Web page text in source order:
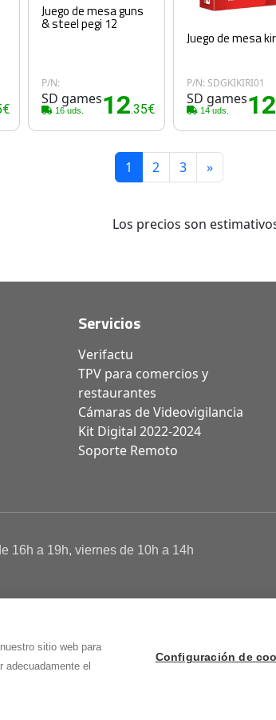
sitio web para
el
Configuración de
Juego de mesa guns
& steel pegi 12
P/N:
SD games
16 uds. 12.35€
Juego de mesa
P/N: SDGKIKIRI01
SD games
14 uds. 12
1 2 3 »
Los precios son
Servicios
Verifactu
TPV para comercios y
restaurantes
Cámaras de Videovigilancia
Kit Digital 2022-2024
Soporte Remoto
16h a 19h, viernes de 10h a 14h